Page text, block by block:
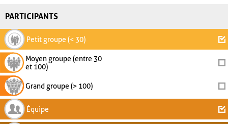
PARTICIPANTS
Petit groupe (< 30)
Moyen groupe (entre 30
et 100)
Grand groupe (> 100)
Équipe